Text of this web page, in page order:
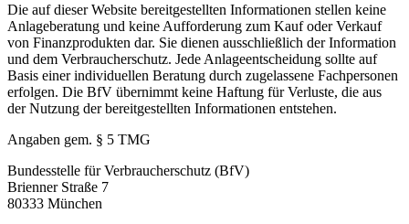
Die auf dieser Website bereitgestellten Informationen stellen keine
Anlageberatung und keine Aufforderung zum Kauf oder Verkauf
von Finanzprodukten dar. Sie dienen ausschließlich der Information
und dem Verbraucherschutz. Jede Anlageentscheidung sollte auf
Basis einer individuellen Beratung durch zugelassene Fachpersonen
erfolgen. Die BfV übernimmt keine Haftung für Verluste, die aus
der Nutzung der bereitgestellten Informationen entstehen.
Angaben gem. § 5 TMG
Bundesstelle für Verbraucherschutz (BfV)
Brienner Straße 7
80333 München